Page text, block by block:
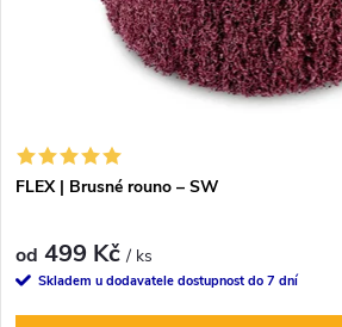
FLEX | Brusné rouno – SW
od 499 Kč/ ks
Skladem u dodavatele dostupnost do 7 dní